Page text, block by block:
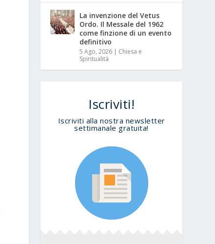
La invenzione del Vetus
Ordo. Il Messale del 1962
come finzione di un evento
definitivo
5 Ago, 2026 | Chiesa e
Spiritualità
Iscriviti!
Iscriviti alla nostra newsletter
settimanale gratuita!